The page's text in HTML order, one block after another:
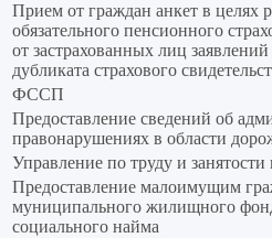
Прием от граждан анкет в целях
обязательного пенсионного
от застрахованных лиц
дубликата страхового
ФССП
Предоставление сведений об
правонарушениях в области
Управление по труду и занятости
Предоставление малоимущим
муниципального жилищного
социального найма